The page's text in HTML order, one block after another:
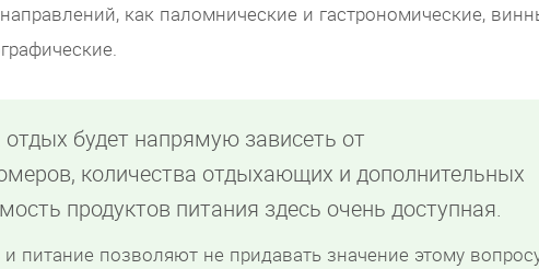
как паломнические и гастрономические,
будет напрямую зависеть от
количества отдыхающих и дополнительных
продуктов питания здесь очень доступная.
питание позволяют не придавать значение этому